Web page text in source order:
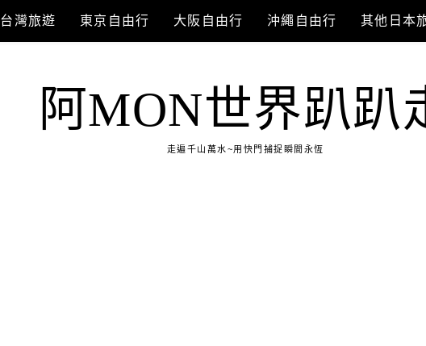
台灣旅遊 東京自由行 大阪自由行 沖繩自由行 其他日本
阿MON世界趴趴
走遍千山萬水~用快門捕捉瞬間永恆